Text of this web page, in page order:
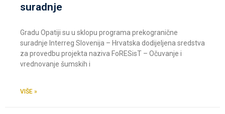
suradnje
Gradu Opatiji su u sklopu programa prekogranične
suradnje Interreg Slovenija – Hrvatska dodijeljena sredstva
za provedbu projekta naziva FoRESisT – Očuvanje i
vrednovanje šumskih i
VIŠE »